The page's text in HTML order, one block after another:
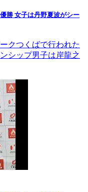
勝 女子は丹野夏波がシー
クつくばで行われた
シップ男子は岸龍之